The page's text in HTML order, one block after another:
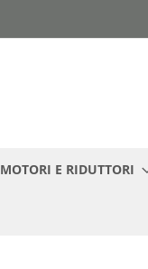
MOTORI E RIDUTTORI